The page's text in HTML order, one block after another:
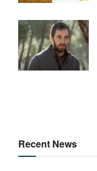
Recent News